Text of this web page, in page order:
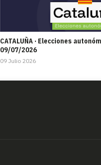
CATALUÑA · Elecciones
09/07/2026
09 Julio 2026